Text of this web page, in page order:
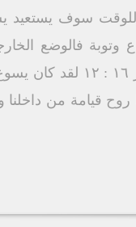
سوف يستعيد
وتوبة فالوضع
بسيطاً وسهلاً ولكن يلزمنا انسحاق داخلي وخضوع وتذلل
أن يعطينا روح قيامة من